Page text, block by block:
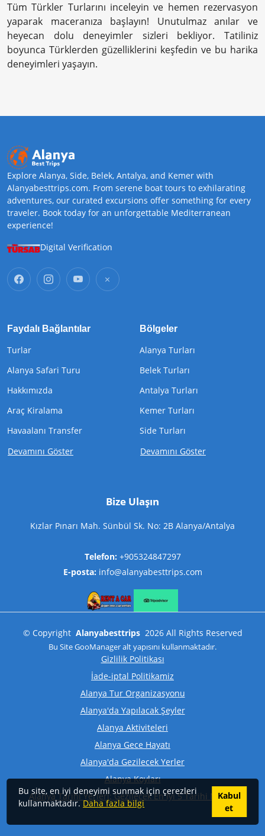
Tüm Türkler Turlarını inceleyin ve hemen rezervasyon
yaparak maceranıza başlayın! Unutulmaz anılar ve
heyecan dolu deneyimler sizleri bekliyor. Tatiliniz
boyunca Türklerden güzelliklerini keşfedin ve bu harika
deneyimleri yaşayın.
Explore Alanya, Side, Belek, Antalya, and Kemer with
Alanyabesttrips.com. From serene boat tours to exhilarating
adventures, our curated excursions offer something for every
traveler. Book today for an unforgettable Mediterranean
experience!
Digital Verification
Faydalı Bağlantılar
Turlar
Alanya Safari Turu
Hakkımızda
Araç Kiralama
Havaalanı Transfer
Devamını Göster
Bölgeler
Alanya Turları
Belek Turları
Antalya Turları
Kemer Turları
Side Turları
Devamını Göster
Bize Ulaşın
Kızlar Pınarı Mah. Sünbül Sk. No: 2B Alanya/Antalya
Telefon: +905324847297
E-posta: info@alanyabesttrips.com
© Copyright Alanyabesttrips 2026 All Rights Reserved
Bu SiteGooManageralt yapısını kullanmaktadır.
Gizlilik Politikası
İade-iptal Politikamiz
Alanya Tur Organizasyonu
Alanya'da Yapılacak Şeyler
Alanya Aktiviteleri
Alanya Gece Hayatı
Alanya'da Gezilecek Yerler
Alanya Koyları
Alanya Tarihi Yerleri: Gezilecek En İyi 5 Tarihi Mekan
Bu site, en iyi deneyimi sunmak için çerezleri
kullanmaktadır.Daha fazla bilgi
Kabul
et